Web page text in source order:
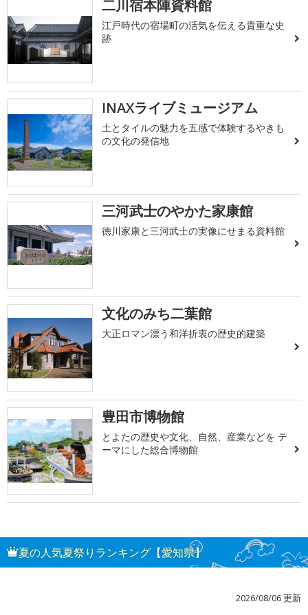
二川宿本陣資料館
江戸時代の宿場町の活気を伝える貴重な史
跡
INAXライブミュージアム
土とタイルの魅力を五感で体験するやきも
の文化の発信地
三河武士のやかた家康館
徳川家康と三河武士の実像にせまる資料館
文化のみち二葉館
大正ロマン漂う和洋折衷の歴史的建築
豊田市博物館
とよたの歴史や文化、自然、産業などを テ
ーマにした総合博物館
夏の人気夏祭りランキング【愛知県】
2026/08/06 更新